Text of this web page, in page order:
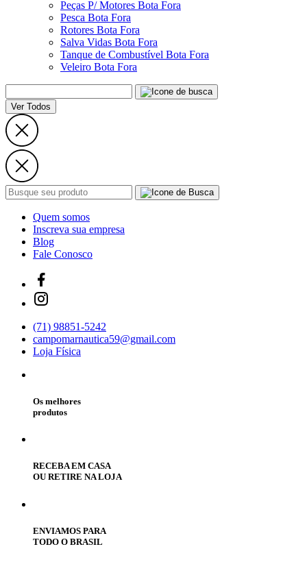
Peças P/ Motores Bota Fora
Pesca Bota Fora
Rotores Bota Fora
Salva Vidas Bota Fora
Tanque de Combustível Bota Fora
Veleiro Bota Fora
Ver Todos
Quem somos
Inscreva sua empresa
Blog
Fale Conosco
(71) 98851-5242
campomarnautica59@gmail.com
Loja Física
Os melhores
produtos
RECEBA EM CASA
OU RETIRE NA LOJA
ENVIAMOS PARA
TODO O BRASIL